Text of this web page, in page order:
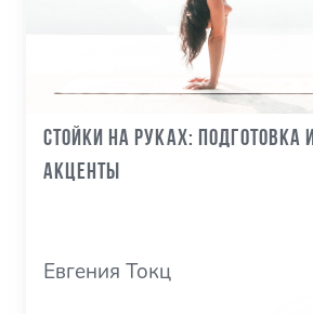
Стойки на руках: подготовка и
акценты
Евгения Токц